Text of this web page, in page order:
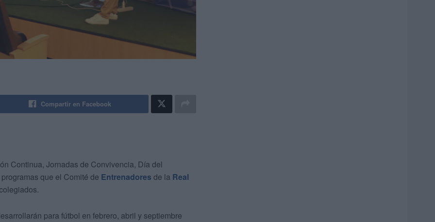
Compartir en Facebook
Continua, Jornadas de Convivencia, Día del
que el Comité de Entrenadores de la Real
para fútbol en febrero, abril y septiembre